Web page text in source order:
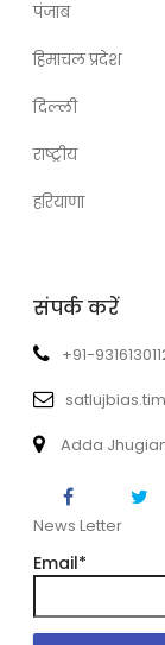
पंजाब
हिमाचल प्रदेश
दिल्ली
राष्ट्रीय
हरियाणा
संपर्क करें
+91-
Adda
News Letter
Email*